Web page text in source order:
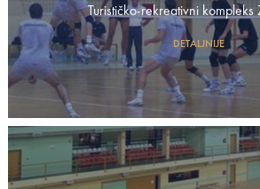
Turističko-rekreativni kompleks
DETALJNIJE